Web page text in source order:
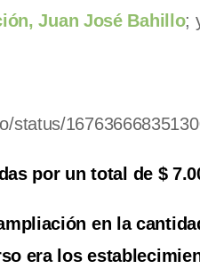
Juan José Bahillo;
status/
por un total de $
en la
era los